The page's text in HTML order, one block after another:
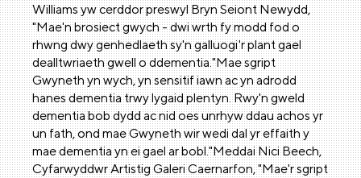
Williams yw cerddor preswyl Bryn Seiont Newydd,
"Mae'n brosiect gwych - dwi wrth fy modd fod o
rhwng dwy genhedlaeth sy'n galluogi'r plant gael
dealltwriaeth gwell o ddementia."Mae sgript
Gwyneth yn wych, yn sensitif iawn ac yn adrodd
hanes dementia trwy lygaid plentyn. Rwy'n gweld
dementia bob dydd ac nid oes unrhyw ddau achos yr
un fath, ond mae Gwyneth wir wedi dal yr effaith y
mae dementia yn ei gael ar bobl."Meddai Nici Beech,
Cyfarwyddwr Artistig Galeri Caernarfon, "Mae'r sgript